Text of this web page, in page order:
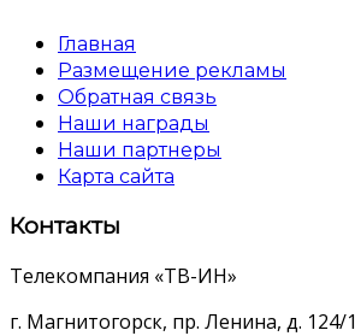
Главная
Размещение рекламы
Обратная связь
Наши награды
Наши партнеры
Карта сайта
Контакты
Телекомпания «ТВ-ИН»
г. Магнитогорск, пр. Ленина, д. 124/1